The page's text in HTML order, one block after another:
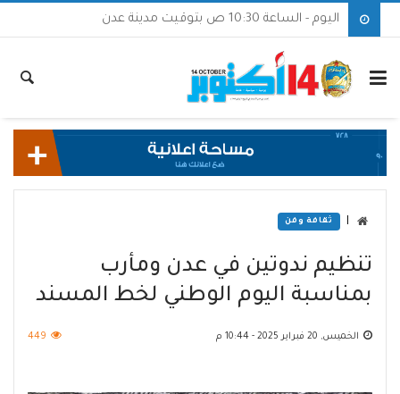
اليوم - الساعة 10:30 ص بتوقيت مدينة عدن
ثقافة وفن
تنظيم ندوتين في عدن ومأرب
بمناسبة اليوم الوطني لخط المسند
الخميس, 20 فبراير 2025 - 10:44 م 449